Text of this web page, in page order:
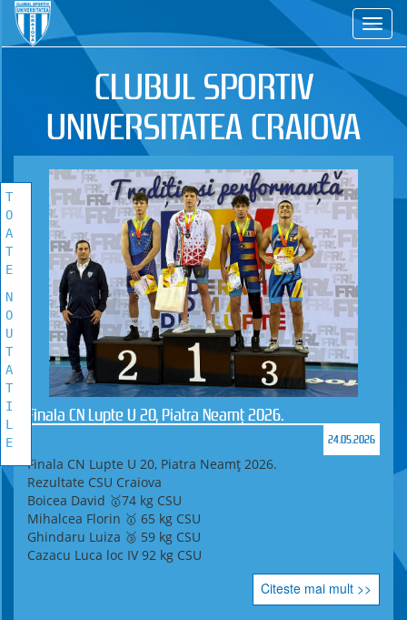
CS
CLUBUL SPORTIV
UNIVERSITATEA CRAIOVA
Finala CN Lupte U 20, Piatra Neamț 2026.
24.05.2026
Finala CN Lupte U 20, Piatra Neamț 2026.
Rezultate CSU Craiova
Boicea David 🥇74 kg CSU
Mihalcea Florin 🥇 65 kg CSU
Ghindaru Luiza 🥉 59 kg CSU
Cazacu Luca loc IV 92 kg CSU
Citeste mai mult >>
TOATE
NOUTATILE
Vezi toate stirile!
T
O
A
T
E
N
O
U
T
A
T
I
L
E